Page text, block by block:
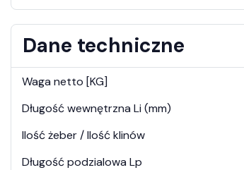
Dane techniczne
Waga netto [KG]
Długość wewnętrzna Li (mm)
Ilość żeber / Ilość klinów
Długość podzialowa Lp